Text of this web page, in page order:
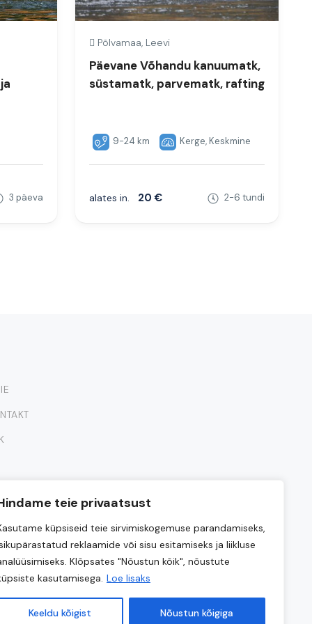
teie privaatsust
küpsiseid teie sirvimiskogemuse parandamiseks,
reklaamide või sisu esitamiseks ja liikluse
Klõpsates "Nõustun kõik", nõustute
kasutamisega. Loe lisaks
Keeldu kõigist Nõustun kõigiga
3 päeva
Põlvamaa, Leevi
Päevane Võhandu kanuumatk,
süstamatk, parvematk, rafting
9-24 km Kerge, Keskmine
alates in. 20 € 2-6 tundi